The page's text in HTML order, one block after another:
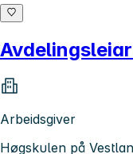
Arbeidsgiver
Høgskulen på